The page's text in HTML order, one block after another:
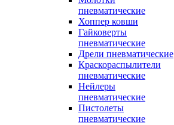
пневматические
Хоппер ковши
Гайковерты
пневматические
Дрели пневматические
Краскораспылители
пневматические
Нейлеры
пневматические
Пистолеты
пневматические